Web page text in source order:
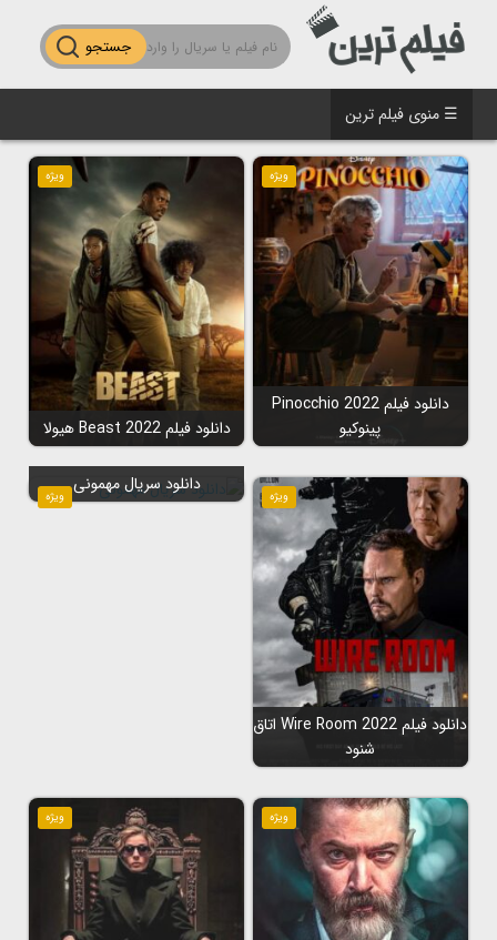
جستجو
☰ منوی فیلم ترین
ویژه
دانلود فیلم Pinocchio 2022
پینوکیو
ویژه
دانلود فیلم Beast 2022 هیولا
ویژه
دانلود فیلم Wire Room 2022 اتاق
شنود
ویژه
دانلود سریال مهمونی
ویژه ویژه